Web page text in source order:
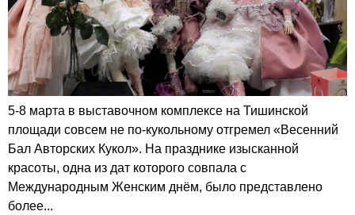
5-8 марта в выставочном комплексе на Тишинской
площади совсем не по-кукольному отгремел «Весенний
Бал Авторских Кукол». На празднике изысканной
красоты, одна из дат которого совпала с
Международным Женским днём, было представлено
более...